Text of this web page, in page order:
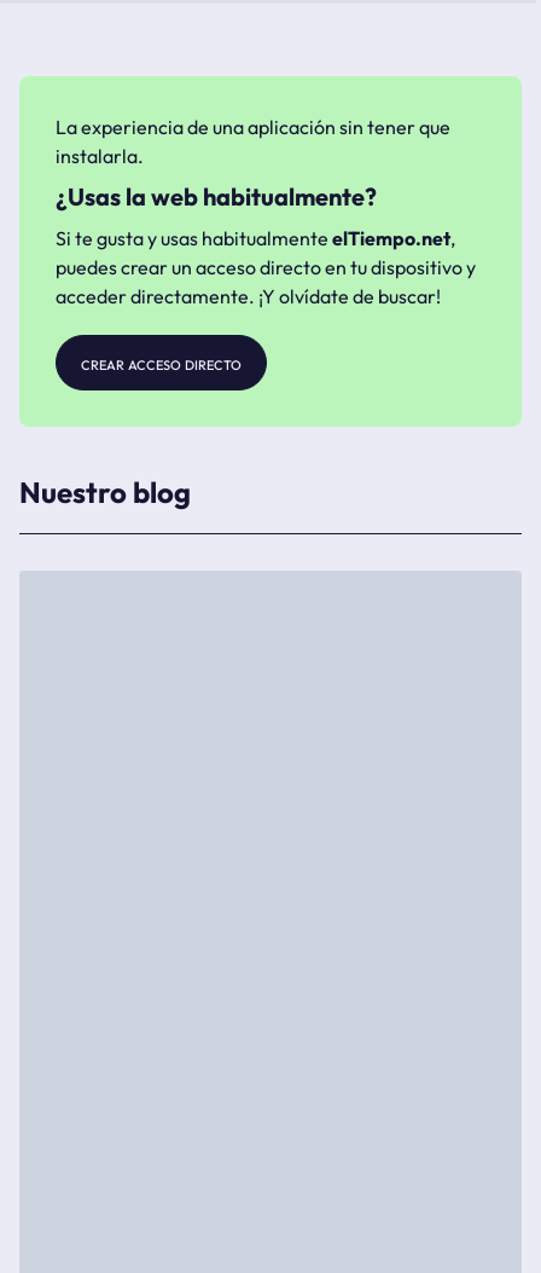
La experiencia de una aplicación sin tener que
instalarla.
¿Usas la web habitualmente?
Si te gusta y usas habitualmente elTiempo.net,
puedes crear un acceso directo en tu dispositivo y
acceder directamente. ¡Y olvídate de buscar!
crear acceso directo
Nuestro blog